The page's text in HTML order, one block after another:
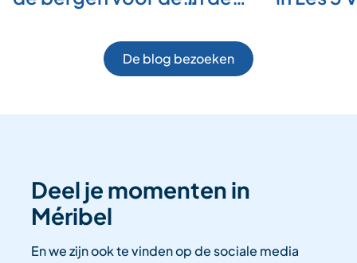
De blog bezoeken
Deel je momenten in
Méribel
En we zijn ook te vinden op de sociale media